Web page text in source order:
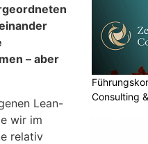
– aber
Lean-
wir im
relativ
Consulting